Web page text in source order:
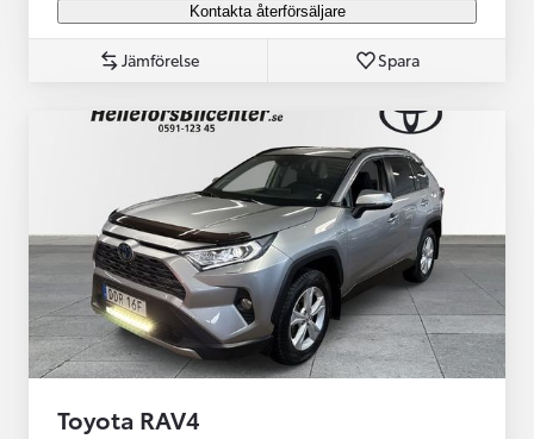
Kontakta återförsäljare
Jämförelse Spara
Toyota RAV4